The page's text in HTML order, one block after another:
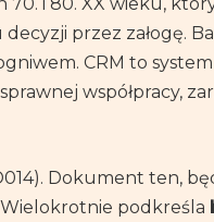
przez załogę.
CRM to
współpracy,
Dokument ten,
podkreśla